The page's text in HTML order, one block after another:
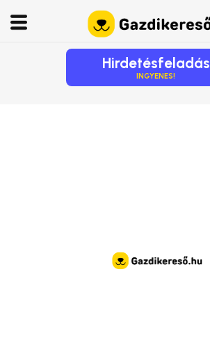
Hirdetésfeladás
INGYENES!